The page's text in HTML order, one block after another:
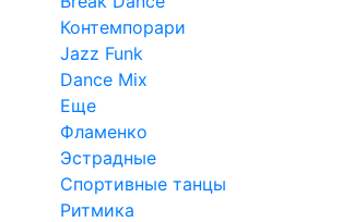
Контемпорари
Jazz Funk
Dance Mix
Еще
Фламенко
Эстрадные
Спортивные танцы
Ритмика